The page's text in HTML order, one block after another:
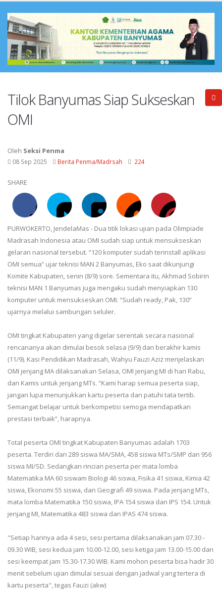
Tilok Banyumas Siap Sukseskan
OMI
Oleh Seksi Penma
08 Sep 2025 Berita Penma/Madrsah 224
SHARE
PURWOKERTO, JendelaMas - Dua titik lokasi ujian pada Olimpiade
Madrasah Indonesia atau OMI sudah siap untuk mensukseskan
gelaran nasional tersebut. “120 komputer sudah terinstall aplikasi
OMI semua” ujar teknisi MAN 2 Banyumas, Eko saat dikunjungi
Komite Kabupaten, senin (8/9) sore. Sementara itu, Akhmad Sobirin
teknisi MAN 1 Banyumas juga mengaku sudah menyiapkan 130
komputer untuk mensukseskan OMI. “Sudah ready, Pak, 130”
ujarnya melalui sambungan seluler.
OMI tingkat Kabupaten yang digelar serentak secara nasional
rencananya akan dimulai besok selasa (9/9) dan berakhir kamis
(11/9). Kasi Pendidikan Madrasah, Wahyu Fauzi Aziz menjelaskan
OMI jenjang MA dilaksanakan Selasa, OMI jenjang MI di hari Rabu,
dan Kamis untuk jenjang MTs. “Kami harap semua peserta siap,
jangan lupa menunjukkan kartu peserta dan patuhi tata tertib.
Semangat belajar untuk berkompetisi semoga mendapatkan
prestasi terbaik”, harapnya.
Total peserta OMI tingkat Kabupaten Banyumas adalah 1703
peserta. Terdiri dari 289 siswa MA/SMA, 458 siswa MTs/SMP dan 956
siswa MI/SD. Sedangkan rincian peserta per mata lomba
Matematika MA 60 siswam Biologi 46 siswa, Fisika 41 siswa, Kimia 42
siswa, Ekonomi 55 siswa, dan Geografi 49 siswa. Pada jenjang MTs,
mata lomba Matematika 150 siswa, IPA 154 siswa dan IPS 154. Untuk
jenjang MI, Matematika 483 siswa dan IPAS 474 siswa.
"Setiap harinya ada 4 sesi, sesi pertama dilaksanakan jam 07.30 -
09.30 WIB, sesi kedua jam 10.00-12.00, sesi ketiga jam 13.00-15.00 dan
sesi keempat jam 15.30-17.30 WIB. Kami mohon peserta bisa hadir 30
menit sebelum ujian dimulai sesuai dengan jadwal yang tertera di
kartu peserta", tegas Fauzi (akw)